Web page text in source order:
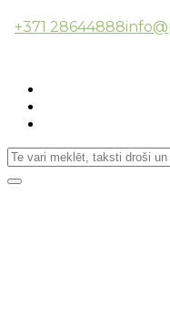
+371 28644888
Toggle